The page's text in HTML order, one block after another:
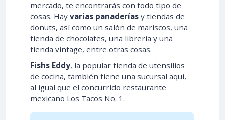
mercado, te encontrarás con todo tipo de
cosas. Hay varias panaderías y tiendas de
donuts, así como un salón de mariscos, una
tienda de chocolates, una librería y una
tienda vintage, entre otras cosas.
Fishs Eddy, la popular tienda de utensilios
de cocina, también tiene una sucursal aquí,
al igual que el concurrido restaurante
mexicano Los Tacos No. 1.